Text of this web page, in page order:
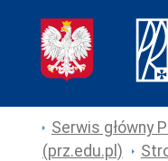
Serwis główny
(prz.edu.pl)